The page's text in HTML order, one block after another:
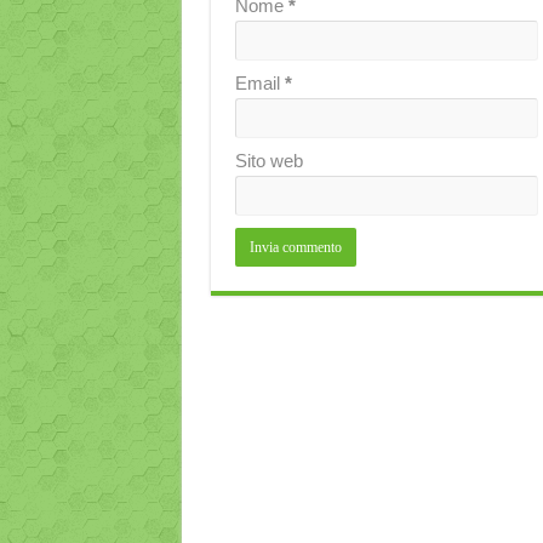
Nome *
Email *
Sito web